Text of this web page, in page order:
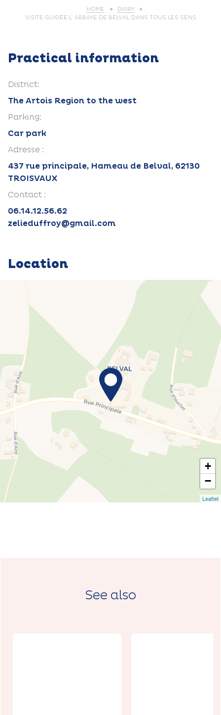
HOME
DIARY
VISITE GUIDÉE L’ ABBAYE DE BELVAL DANS TOUS LES SENS
Practical information
District:
The Artois Region to the west
Parking:
Car park
Adresse :
437 rue principale, Hameau de Belval, 62130
TROISVAUX
Contact :
06.14.12.56.62
zelieduffroy@gmail.com
Location
+
−
Leaflet
See also